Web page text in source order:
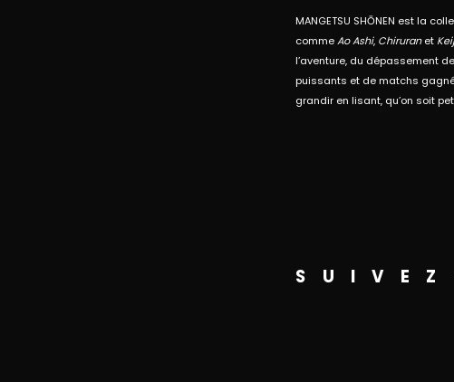
MANGETSU SHŌNEN est la
commeAo Ashi, Chiruranet
l’aventure, du dépassement
puissants et de matchs
grandir en lisant, qu’on soit